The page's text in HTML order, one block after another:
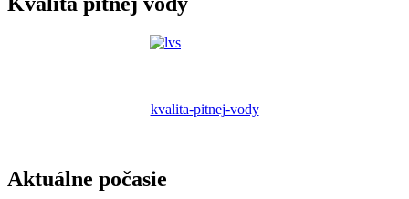
kvalita-pitnej-vody
Aktuálne počasie